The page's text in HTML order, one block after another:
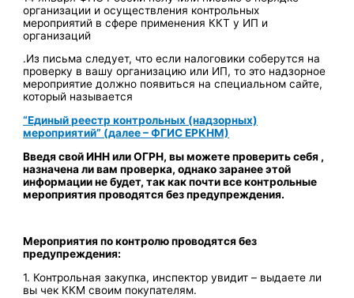
организации и осуществления контрольных
мероприятий в сфере применения ККТ у ИП и
организаций
.Из письма следует, что если налоговики соберутся на
проверку в вашу организацию или ИП, то это надзорное
мероприятие должно появиться на специальном сайте,
который называется
“Единый реестр контрольных (надзорных)
мероприятий” (далее – ФГИС ЕРКНМ)
Введя свой ИНН или ОГРН, вы можете проверить себя ,
назначена ли вам проверка, однако заранее этой
информации не будет, так как почти все контрольные
мероприятия проводятся без предупреждения.
Мероприятия по контролю проводятся без
предупреждения:
1. Контрольная закупка, инспектор увидит – выдаете ли
вы чек ККМ своим покупателям.